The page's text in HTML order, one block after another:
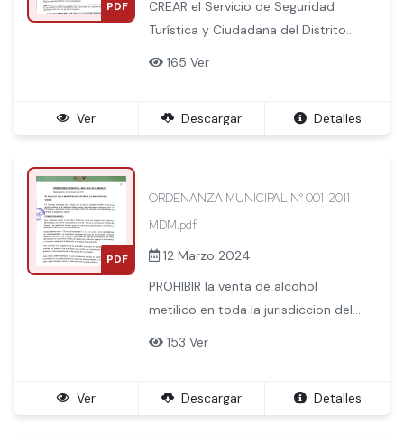
PDF
CREAR el Servicio de Seguridad
Turística y Ciudadana del Distrito
seguridad y orientacion a los
en general del distrito de
Machupicchu, durante las
165 Ver
Ver Descargar Detalles
PDF
ORDENANZA MUNICIPAL N° 001-2011-
MDM.pdf
12 Marzo 2024
PROHIBIR la venta de alcohol
metilico en toda la jurisdiccion del
153 Ver
Ver Descargar Detalles